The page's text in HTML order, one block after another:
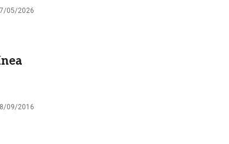
05/2026
09/2016